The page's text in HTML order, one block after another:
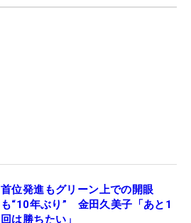
首位発進もグリーン上での開眼
も“10年ぶり” 金田久美子「あと1
回は勝ちたい」